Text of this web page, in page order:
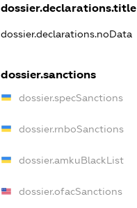
dossier.declarations.title
dossier.declarations.noData
dossier.sanctions
dossier.specSanctions
dossier.rnboSanctions
dossier.amkuBlackList
dossier.ofacSanctions